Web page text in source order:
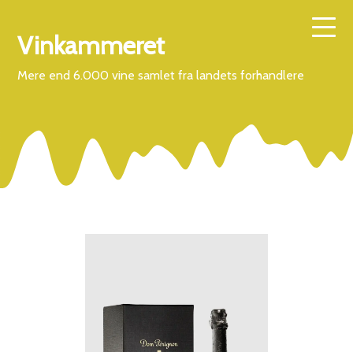
Vinkammeret
Mere end 6.000 vine samlet fra landets forhandlere